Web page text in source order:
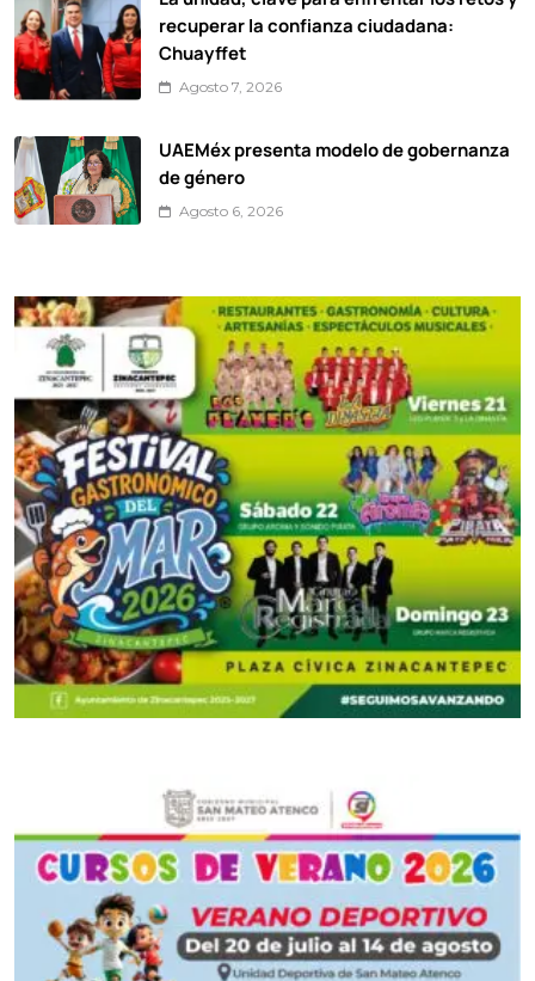
recuperar la confianza ciudadana:
Chuayffet
Agosto 7, 2026
UAEMéx presenta modelo de gobernanza
de género
Agosto 6, 2026